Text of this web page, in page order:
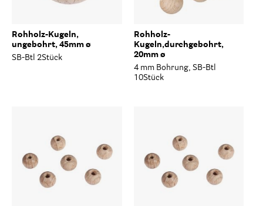
Rohholz-Kugeln,
ungebohrt, 45mm ø
SB-Btl 2Stück
Rohholz-
Kugeln,durchgebohrt,
20mm ø
4 mm Bohrung, SB-Btl
10Stück